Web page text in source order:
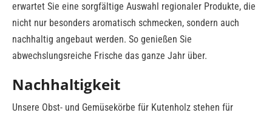
erwartet Sie eine sorgfältige Auswahl regionaler Produkte, die
nicht nur besonders aromatisch schmecken, sondern auch
nachhaltig angebaut werden. So genießen Sie
abwechslungsreiche Frische das ganze Jahr über.
Nachhaltigkeit
Unsere Obst- und Gemüsekörbe für Kutenholz stehen für